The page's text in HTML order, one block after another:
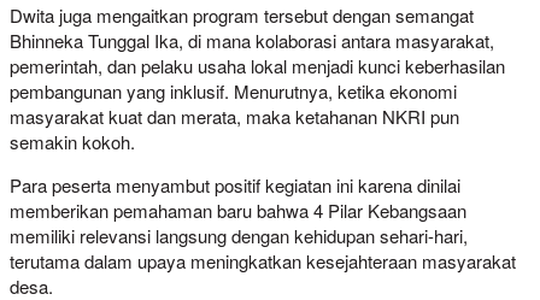
Dwita juga mengaitkan program tersebut dengan semangat
Bhinneka Tunggal Ika, di mana kolaborasi antara masyarakat,
pemerintah, dan pelaku usaha lokal menjadi kunci keberhasilan
pembangunan yang inklusif. Menurutnya, ketika ekonomi
masyarakat kuat dan merata, maka ketahanan NKRI pun
semakin kokoh.
Para peserta menyambut positif kegiatan ini karena dinilai
memberikan pemahaman baru bahwa 4 Pilar Kebangsaan
memiliki relevansi langsung dengan kehidupan sehari-hari,
terutama dalam upaya meningkatkan kesejahteraan masyarakat
desa.